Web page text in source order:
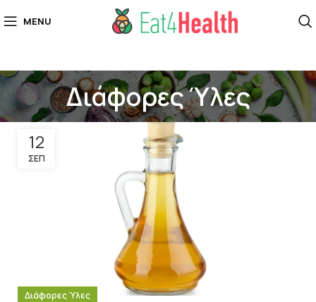
MENU
Διάφορες Ύλες
12
ΣΕΠ
Διάφορες Ύλες